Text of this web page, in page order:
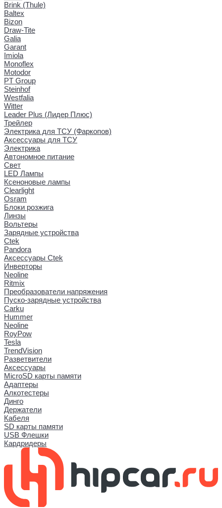
Brink (Thule)
Baltex
Bizon
Draw-Tite
Galia
Garant
Imiola
Monoflex
Motodor
PT Group
Steinhof
Westfalia
Witter
Leader Plus (Лидер Плюс)
Трейлер
Электрика для ТСУ (Фаркопов)
Аксессуары для ТСУ
Электрика
Автономное питание
Свет
LED Лампы
Ксеноновые лампы
Clearlight
Osram
Блоки розжига
Линзы
Вольтеры
Зарядные устройства
Ctek
Pandora
Аксессуары Ctek
Инверторы
Neoline
Ritmix
Преобразователи напряжения
Пуско-зарядные устройства
Carku
Hummer
Neoline
RoyPow
Tesla
TrendVision
Разветвители
Аксессуары
MicroSD карты памяти
Адаптеры
Алкотестеры
Динго
Держатели
Кабеля
SD карты памяти
USB Флешки
Кардридеры